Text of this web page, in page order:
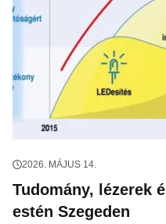
2026. MÁJUS 14.
Tudomány, lézerek
estén Szegeden